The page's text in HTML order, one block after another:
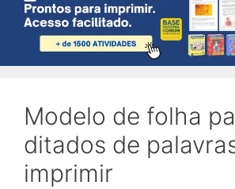
Modelo de folha
ditados de
imprimir